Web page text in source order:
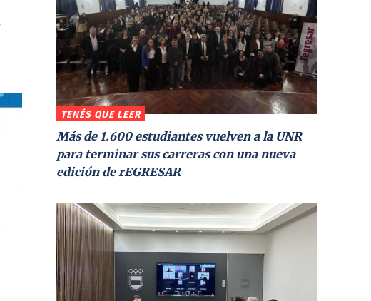
TENÉS QUE LEER
Más de 1.600 estudiantes vuelven a la UNR
para terminar sus carreras con una nueva
edición de rEGRESAR